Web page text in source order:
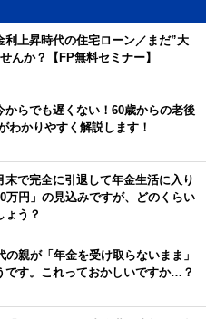
利上昇時代の住宅ローン／まだ”大
んか？【FP無料セミナー】
からでも遅くない！60歳からの老後
わかりやすく解説します！
末で完全に引退して年金生活に入り
万円」の見込みですが、どのくらい
ょう？
の親が「年金を受け取らないまま」
です。これっておかしいですか…？